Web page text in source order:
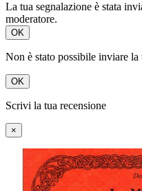
La tua segnalazione è stata
moderatore.
OK
Non è stato possibile inviare la
OK
Scrivi la tua recensione
×